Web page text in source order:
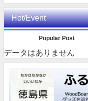
Hot/Event
Popular Post
データはありません